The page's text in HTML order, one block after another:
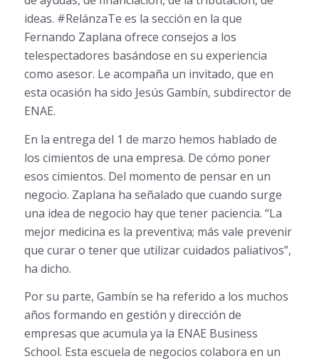
ideas. #RelánzaTe es la sección en la que
Fernando Zaplana ofrece consejos a los
telespectadores basándose en su experiencia
como asesor. Le acompaña un invitado, que en
esta ocasión ha sido Jesús Gambín, subdirector de
ENAE.
En la entrega del 1 de marzo hemos hablado de
los cimientos de una empresa. De cómo poner
esos cimientos. Del momento de pensar en un
negocio. Zaplana ha señalado que cuando surge
una idea de negocio hay que tener paciencia. “La
mejor medicina es la preventiva; más vale prevenir
que curar o tener que utilizar cuidados paliativos”,
ha dicho.
Por su parte, Gambín se ha referido a los muchos
años formando en gestión y dirección de
empresas que acumula ya la ENAE Business
School. Esta escuela de negocios colabora en un